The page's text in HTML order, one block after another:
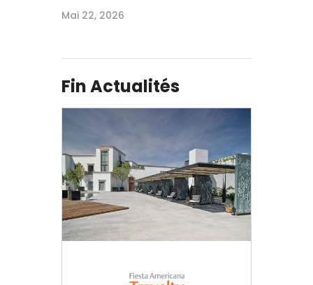
Mai 22, 2026
Fin Actualités